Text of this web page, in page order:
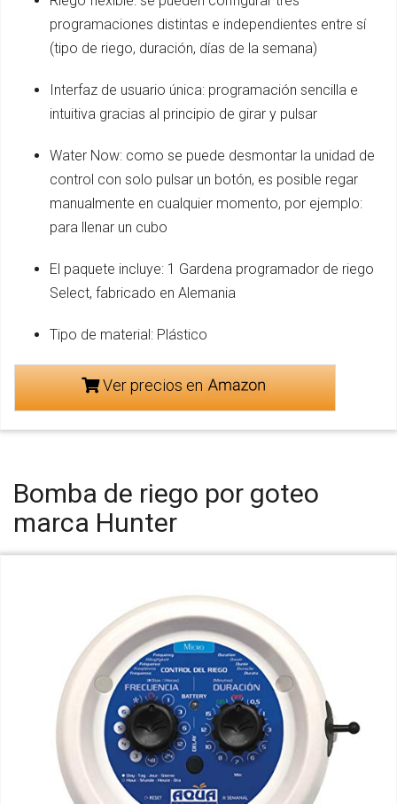
programaciones distintas e independientes entre sí
(tipo de riego, duración, días de la semana)
Interfaz de usuario única: programación sencilla e
intuitiva gracias al principio de girar y pulsar
Water Now: como se puede desmontar la unidad de
control con solo pulsar un botón, es posible regar
manualmente en cualquier momento, por ejemplo:
para llenar un cubo
El paquete incluye: 1 Gardena programador de riego
Select, fabricado en Alemania
Tipo de material: Plástico
Ver precios en
Bomba de riego por goteo
marca Hunter